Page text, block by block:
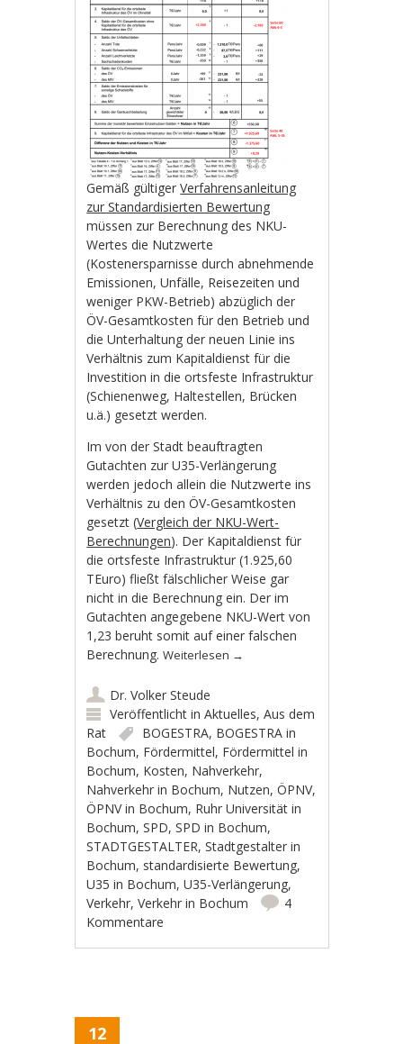
Gemäß gültigerVerfahrensanleitung
zur Standardisierten Bewertung
müssen zur Berechnung des NKU-
Wertes die Nutzwerte
(Kostenersparnisse durch abnehmende
Emissionen, Unfälle, Reisezeiten und
weniger PKW-Betrieb) abzüglich der
ÖV-Gesamtkosten für den Betrieb und
die Unterhaltung der neuen Linie ins
Verhältnis zum Kapitaldienst für die
Investition in die ortsfeste Infrastruktur
(Schienenweg, Haltestellen, Brücken
u.ä.) gesetzt werden.
Im von der Stadt beauftragten
Gutachten zur U35-Verlängerung
werden jedoch allein die Nutzwerte ins
Verhältnis zu den ÖV-Gesamtkosten
gesetzt (Vergleich der NKU-Wert-
Berechnungen). Der Kapitaldienst für
die ortsfeste Infrastruktur (1.925,60
TEuro) fließt fälschlicher Weise gar
nicht in die Berechnung ein. Der im
Gutachten angegebene NKU-Wert von
1,23 beruht somit auf einer falschen
Berechnung.Weiterlesen →
Dr. Volker Steude
Veröffentlicht inAktuelles,Aus dem
Rat
BOGESTRA, BOGESTRA in
Bochum, Fördermittel, Fördermittel in
Bochum, Kosten, Nahverkehr,
Nahverkehr in Bochum, Nutzen,ÖPNV,
ÖPNV in Bochum, Ruhr Universität in
Bochum,SPD,SPD in Bochum,
STADTGESTALTER,Stadtgestalter in
Bochum, standardisierte Bewertung,
U35 in Bochum,U35-Verlängerung,
Verkehr,Verkehr in Bochum
4
Kommentare
12